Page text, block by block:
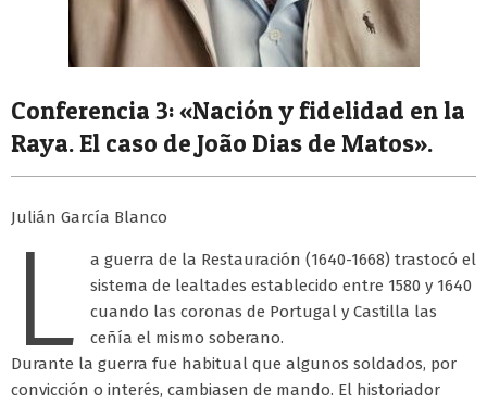
Conferencia 3: «Nación y fidelidad en la
Raya. El caso de João Dias de Matos».
Julián García Blanco
L
a guerra de la Restauración (1640-1668) trastocó el
sistema de lealtades establecido entre 1580 y 1640
cuando las coronas de Portugal y Castilla las
ceñía el mismo soberano.
Durante la guerra fue habitual que algunos soldados, por
convicción o interés, cambiasen de mando. El historiador